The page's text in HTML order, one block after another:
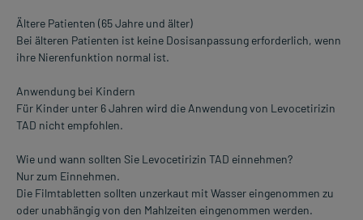
Ältere Patienten (65 Jahre und älter)
Bei älteren Patienten ist keine Dosisanpassung erforderlich, wenn
ihre Nierenfunktion normal ist.
Anwendung bei Kindern
Für Kinder unter 6 Jahren wird die Anwendung von Levocetirizin
TAD nicht empfohlen.
Wie und wann sollten Sie Levocetirizin TAD einnehmen?
Nur zum Einnehmen.
Die Filmtabletten sollten unzerkaut mit Wasser eingenommen zu
oder unabhängig von den Mahlzeiten eingenommen werden.